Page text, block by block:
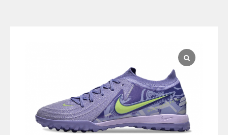
Elite
Roxo